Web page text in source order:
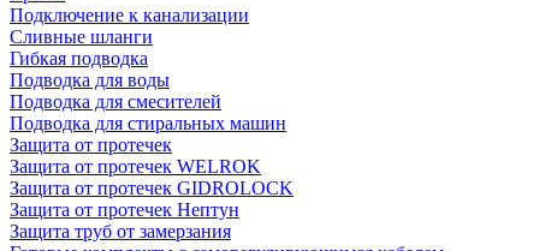
Подключение к канализации
Сливные шланги
Гибкая подводка
Подводка для воды
Подводка для смесителей
Подводка для стиральных машин
Защита от протечек
Защита от протечек WELROK
Защита от протечек GIDROLOCK
Защита от протечек Нептун
Защита труб от замерзания